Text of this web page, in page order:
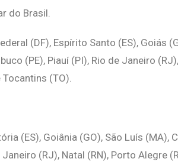
do Brasil.
(DF), Espírito Santo (ES), Goiás
(PE), Piauí (PI), Rio de Janeiro
Tocantins (TO).
(ES), Goiânia (GO), São Luís (MA),
(RJ), Natal (RN), Porto Alegre